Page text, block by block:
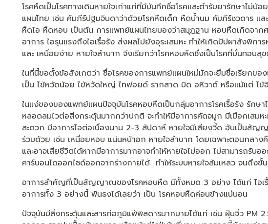
โรคหืดเป็นโรคทางเดินหายใจเก่าแก่ที่มีบันทึกชื่อโรคและตำรับยารักษาไม่
แผนไทย เช่น คัมภีร์ปฐมจินดาว่าด้วยโรคหืดเด็ก หืดน้ำนม คัมภีร์ชวดาร แ
หืดไอ หืดหอบ เป็นต้น การแพทย์แผนไทยมองว่าสมุฏฐาน หอบหืดเกิดจากศ
อาการ ไอรุนแรงถึงไอเรื้อรัง ส่งผลไปยังอุระเสมหะ ทำให้เกิดปัปผาสังพิก
และ เหนื่อยง่าย หายใจลำบาก จึงเรียกว่าโรคหอบหืดซึ่งเป็นโรคที่บั่นทอน
ในที่นี้ขอตั้งข้อสังเกตว่า ชื่อโรคของการแพทย์แผนใหม่มักจะยืมชื่อเรียกขอ
เป็น ไข้หวัดน้อย ไข้หวัดใหญ่ ไทฟอยด์ รากสาด บิด อหิวาต์ หรือแม้แต่ ไข้
ในแง่ของของแพทย์แผนปัจจุบันโรคหอบหืดเป็นกลุ่มอาการโรคเรื้อรัง รักษ
หลอดลมไวต่อสิ่งกระตุ้นมากกว่าปกติ จะทำให้มีอาการคัดจมูก มีเมือกเสม
สะดวก มีอาการไอต่อเนื่องนาน 2-3 สัปดาห์ หายใจมีเสียงวี้ด อันเป็นสั
ร่วมด้วย เช่น เหนื่อยหอบ แน่นหน้าอก หายใจลำบาก โดยเฉพาะตอนกลาง
และอาจเสียชีวิตได้หากมีอาการมากอาจทำให้หายใจไม่ออก ไม่สามารถรับอ
คาร์บอนไดออกไซด์ออกจากร่างกายได้ ทำให้ระบบหายใจล้มเหลว จนถึงขั้
อาการสำคัญที่เป็นสัญญาณของโรคหอบหืด มีทั้งหมด 3 อย่าง ได้แก่ ไอเ
อาการทั้ง 3 อย่างนี้ ฟันธงได้เลยว่า เป็น โรคหอบหืดค่อนข้างแน่นอน
ปัจจุบันมีสิ่งกระตุ้นและสารก่อภูมิแพ้พิสดารมากมายได้แก่ เช่น ฝุ่นจิ๋ว PM